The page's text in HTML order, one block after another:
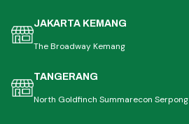
JAKARTA KEMANG
The Broadway Kemang
TANGERANG
North Goldfinch Summarecon Serpong